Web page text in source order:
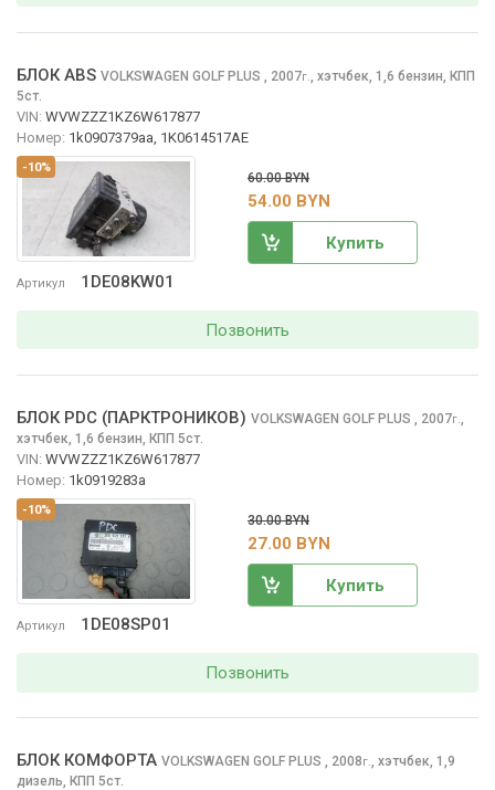
-10%
Артикул 1DE08KW01
БЛОК ABS VOLKSWAGEN GOLF PLUS , 2007г., хэтчбек, 1,6 бензин, КПП
5ст.
VIN: WVWZZZ1KZ6W617877
Номер: 1k0907379aa, 1K0614517AE
60.00 BYN
54.00 BYN
Купить
Позвонить
-10%
Артикул 1DE08SP01
БЛОК PDC (ПАРКТРОНИКОВ) VOLKSWAGEN GOLF PLUS , 2007г.,
хэтчбек, 1,6 бензин, КПП 5ст.
VIN: WVWZZZ1KZ6W617877
Номер: 1k0919283a
30.00 BYN
27.00 BYN
Купить
Позвонить
БЛОК КОМФОРТА VOLKSWAGEN GOLF PLUS , 2008г., хэтчбек, 1,9
дизель, КПП 5ст.